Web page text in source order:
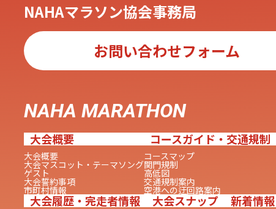
NAHAマラソン協会事務局
お問い合わせフォーム
NAHA MARATHON
大会概要
大会概要
大会マスコット・テーマソング
ゲスト
大会誓約事項
市町村情報
コースガイド・交通規制
コースマップ
関門規制
高低図
交通規制案内
空港への迂回路案内
大会履歴・完走者情報 大会スナップ 新着情報